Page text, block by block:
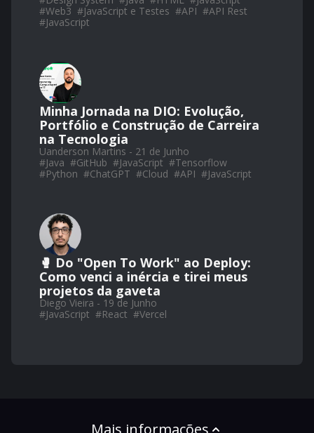
#Web3 #JavaScript e Testes #API #API Rest
#JavaScript
Minha Jornada na DIO: Evolução,
Portfólio e Construção de Carreira
na Tecnologia
Uanderson Martins - 21 de Junho
#Java #GitHub #JavaScript #Tensorflow
#Python #ChatGPT #Cloud #API #JavaScript
🥊 Do "Open To Work" ao Deploy:
Como venci a inércia e tirei meus
projetos da gaveta
Diego Vieira - 19 de Junho
#JavaScript #React #Vercel